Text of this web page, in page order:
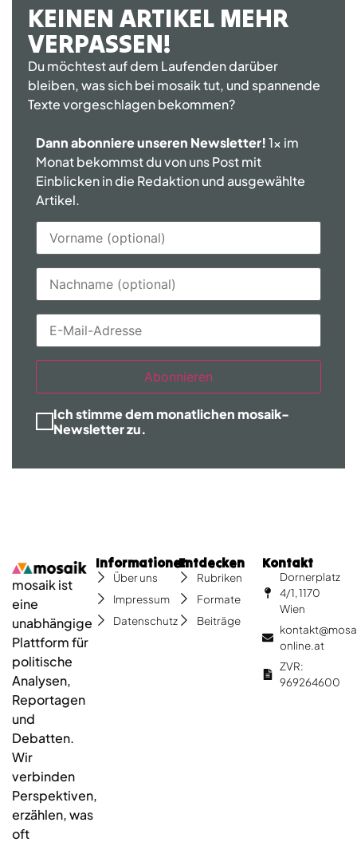
KEINEN ARTIKEL MEHR
VERPASSEN!
Du möchtest auf dem Laufenden darüber
bleiben, was sich bei mosaik tut, und spannende
Texte vorgeschlagen bekommen?
Dann abonniere unseren Newsletter!1x im
Monat bekommst du von uns Post mit
Einblicken in die Redaktion und ausgewählte
Artikel.
Abonnieren
Ich stimme dem monatlichen mosaik-
Newsletter zu.
mosaik ist
eine
unabhängige
Plattform für
politische
Analysen,
Reportagen
und
Debatten.
Wir
verbinden
Perspektiven,
erzählen, was
oft
Informationen
Über uns
Impressum
Datenschutz
Entdecken
Rubriken
Formate
Beiträge
Kontakt
Dornerplatz
4/1, 1170
Wien
online.at
ZVR:
969264600